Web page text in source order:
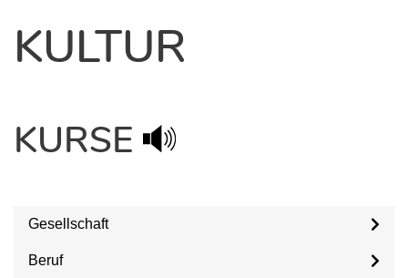
KULTUR
KURSE
Gesellschaft
Beruf